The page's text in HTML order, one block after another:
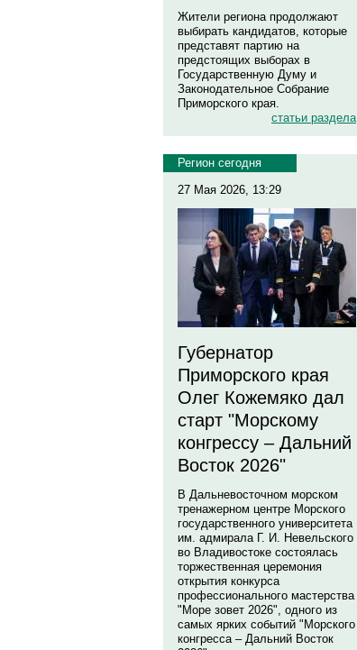
Жители региона продолжают
выбирать кандидатов, которые
представят партию на
предстоящих выборах в
Государственную Думу и
Законодательное Собрание
Приморского края.
статьи раздела
Регион сегодня
27 Мая 2026, 13:29
Губернатор
Приморского края
Олег Кожемяко дал
старт "Морскому
конгрессу – Дальний
Восток 2026"
В Дальневосточном морском
тренажерном центре Морского
государственного университета
им. адмирала Г. И. Невельского
во Владивостоке состоялась
торжественная церемония
открытия конкурса
профессионального мастерства
"Море зовет 2026", одного из
самых ярких событий "Морского
конгресса – Дальний Восток